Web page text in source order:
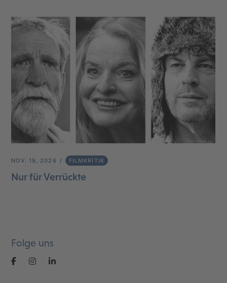
NOV. 19, 2026 FILMKRITIK
Nur für Verrückte
Folge uns